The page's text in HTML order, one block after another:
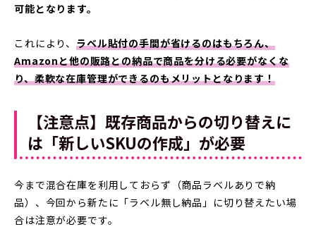
可能となります。
これにより、ラベル貼付の手間が省けるのはもちろん、
Amazonと他の販路との納品で商品を分ける必要がなくな
り、柔軟な在庫管理ができるのもメリットとなります！
【注意点】既存商品からの切り替えに
は「新しいSKUの作成」が必要
今まで混合在庫を利用しておらず（商品ラベルありで納
品）、今回から新たに「ラベル無し納品」に切り替えたい場
合は注意が必要です。